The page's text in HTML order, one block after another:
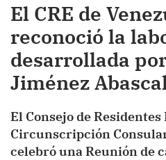
El CRE de
reconoció la
desarrollada
Jiménez
El Consejo de Residentes
Circunscripción
celebró una Reunión de